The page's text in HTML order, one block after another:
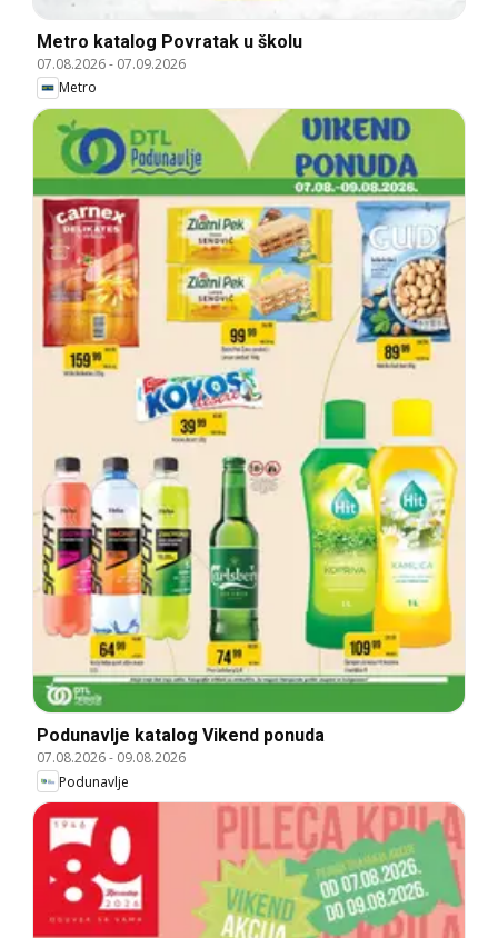
Metro katalog Povratak u školu
07.08.2026- 07.09.2026
Metro
Podunavlje katalog Vikend ponuda
07.08.2026- 09.08.2026
Podunavlje